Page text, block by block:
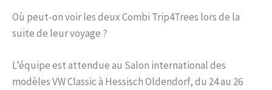
Où peut-on voir les deux Combi Trip4Trees lors de la
suite de leur voyage ?
L’équipe est attendue au Salon international des
modèles VW Classic à Hessisch Oldendorf, du 24 au 26